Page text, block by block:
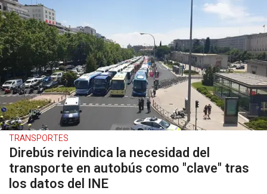
TRANSPORTES
Direbús reivindica la necesidad del
transporte en autobús como "clave" tras
los datos del INE